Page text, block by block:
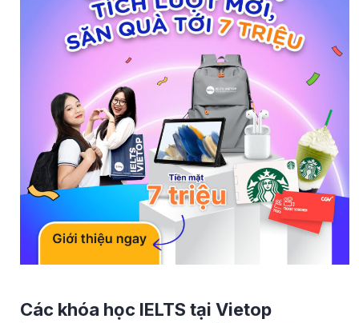
Các khóa học IELTS tại Vietop